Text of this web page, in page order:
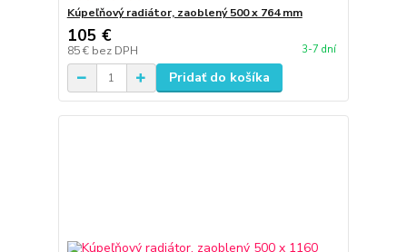
Kúpeľňový radiátor, zaoblený 500 x 764 mm
105 €
85 € bez DPH 3-7 dní
Pridať do košíka